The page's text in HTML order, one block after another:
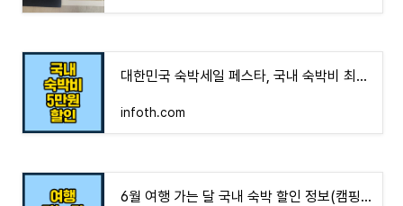
대한민국 숙박세일 페스타, 국내 숙박비 최대 5만원 할인
infoth.com
6월 여행 가는 달 국내 숙박 할인 정보(캠핑, 품질인증 숙소, 페스타)